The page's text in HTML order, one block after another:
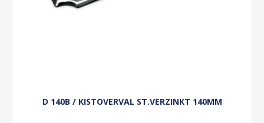
D 140B / KISTOVERVAL ST.VERZINKT 140MM